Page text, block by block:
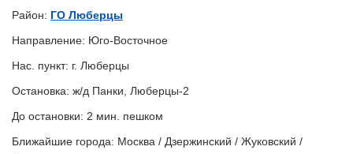
Район: ГО Люберцы
Направление: Юго-Восточное
Нас. пункт: г. Люберцы
Остановка: ж/д Панки, Люберцы-2
До остановки: 2 мин. пешком
Ближайшие города: Москва / Дзержинский / Жуковский /